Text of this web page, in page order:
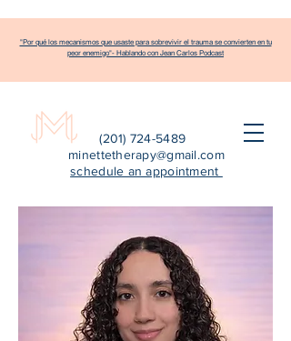
(201) 724-5489
minettetherapy@gmail.com
schedule an appointment
"Por qué los mecanismos que usaste para sobrevivir el trauma se convierten en tu
peor enemigo"- Hablando con Jean Carlos Podcast